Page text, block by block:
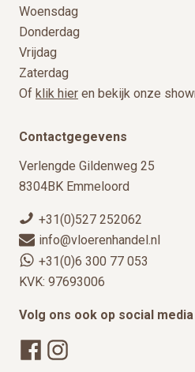
Woensdag
Donderdag
Vrijdag
Zaterdag
Of klik hier en bekijk onze
Contactgegevens
Verlengde Gildenweg 25
8304BK Emmeloord
+31(0)527 252062
info@vloerenhandel.nl
+31(0)6 300 77 053
KVK: 97693006
Volg ons ook op social media